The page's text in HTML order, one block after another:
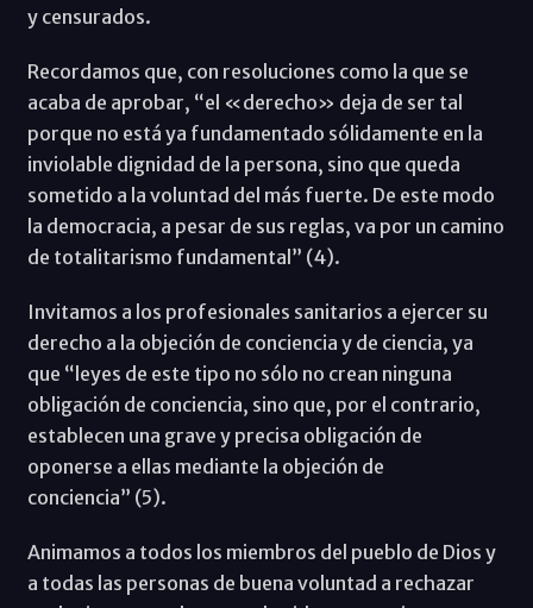
y censurados.
Recordamos que, con resoluciones como la que se
acaba de aprobar, “el «derecho» deja de ser tal
porque no está ya fundamentado sólidamente en la
inviolable dignidad de la persona, sino que queda
sometido a la voluntad del más fuerte. De este modo
la democracia, a pesar de sus reglas, va por un camino
de totalitarismo fundamental” (4).
Invitamos a los profesionales sanitarios a ejercer su
derecho a la objeción de conciencia y de ciencia, ya
que “leyes de este tipo no sólo no crean ninguna
obligación de conciencia, sino que, por el contrario,
establecen una grave y precisa obligación de
oponerse a ellas mediante la objeción de
conciencia” (5).
Animamos a todos los miembros del pueblo de Dios y
a todas las personas de buena voluntad a rechazar